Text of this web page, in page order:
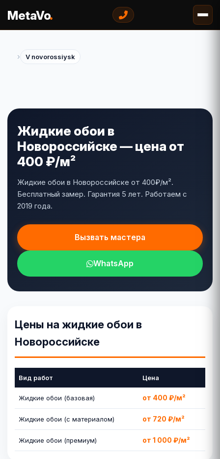
MetaVo.
› V novorossiysk
Жидкие обои в
Новороссийске — цена от
400 ₽/м²
Жидкие обои в Новороссийске от 400₽/м².
Бесплатный замер. Гарантия 5 лет. Работаем с
2019 года.
Вызвать мастера
WhatsApp
Цены на жидкие обои в
Новороссийске
Вид работ Цена
Жидкие обои (базовая) от 400 ₽/м²
Жидкие обои (с материалом) от 720 ₽/м²
Жидкие обои (премиум) от 1 000 ₽/м²